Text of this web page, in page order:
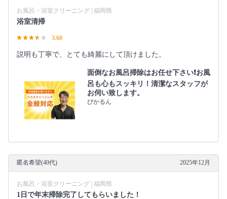
お風呂・浴室クリーニング | 福岡県
浴室清掃
3.60
説明も丁寧で、とても綺麗にして頂けました。
面倒なお風呂掃除はお任せ下さい❗️お風
呂も心もスッキリ！清潔なスタッフが
お伺い致します。
ぴかるん
匿名希望(40代) 2025年12月
お風呂・浴室クリーニング | 福岡県
1日で年末掃除完了してもらいました！